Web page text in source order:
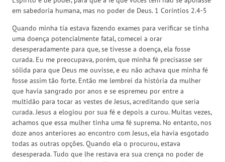
em sabedoria humana, mas no poder de Deus. 1 Coríntios 2.4-5
Quando minha tia estava fazendo exames para verificar se tinha
uma doença potencialmente fatal, comecei a orar
desesperadamente para que, se tivesse a doença, ela fosse
curada. Eu me preocupava, porém, que minha fé precisasse ser
sólida para que Deus me ouvisse, e eu não achava que minha fé
fosse assim tão forte. Então me lembrei da história da mulher
que havia sangrado por anos e se espremeu por entre a
multidão para tocar as vestes de Jesus, acreditando que seria
curada. Jesus a elogiou por sua fé e depois a curou. Muitas vezes,
achamos que essa mulher tinha uma fé suprema. No entanto, nos
doze anos anteriores ao encontro com Jesus, ela havia esgotado
todas as outras opções. Quando ela o procurou, estava
desesperada. Tudo que lhe restava era sua crença no poder de